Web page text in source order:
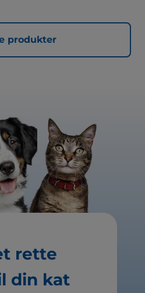
produkter
rette
din kat